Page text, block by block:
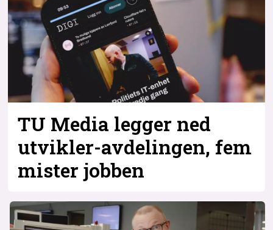
TU Media legger ned
utvikler-avdelingen, fem
mister jobben
annonsepriser
annonseguide
suksesshistorier
Bli firmapartner